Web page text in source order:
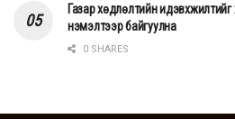
Газар хөдлөлтийн идэвхжилтийг
нэмэлтээр байгуулна
0 SHARES